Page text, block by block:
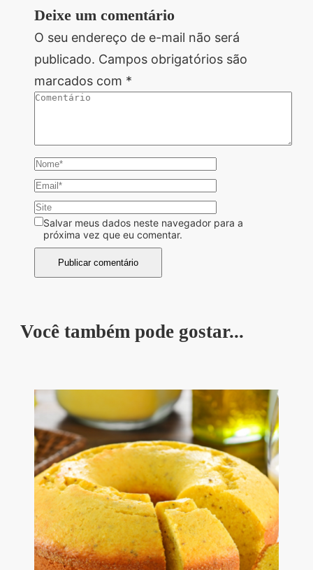
Deixe um comentário
O seu endereço de e-mail não será
publicado. Campos obrigatórios são
marcados com *
Salvar meus dados neste navegador para a
próxima vez que eu comentar.
Você também pode gostar...